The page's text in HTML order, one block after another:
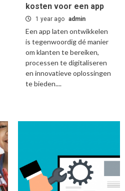
kosten voor een app
1 year ago admin
Een app laten ontwikkelen
is tegenwoordig dé manier
om klanten te bereiken,
processen te digitaliseren
en innovatieve oplossingen
te bieden....